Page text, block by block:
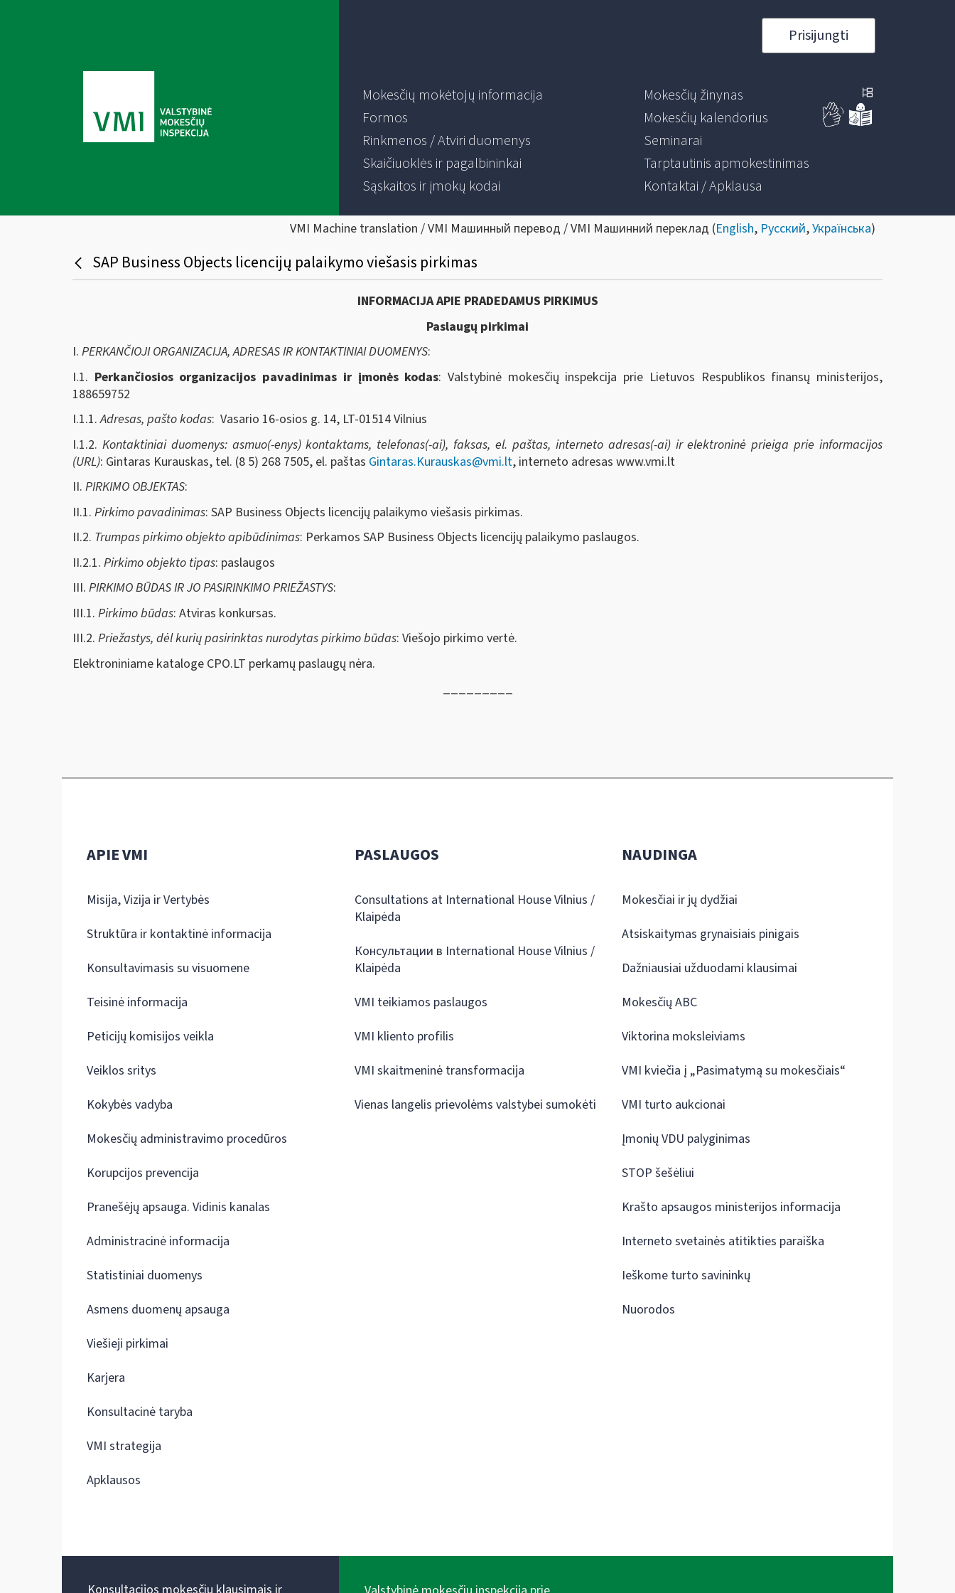
Prisijungti
Mokesčių mokėtojų informacija
Formos
Rinkmenos / Atviri duomenys
Skaičiuoklės ir pagalbininkai
Sąskaitos ir įmokų kodai
Mokesčių žinynas
Mokesčių kalendorius
Seminarai
Tarptautinis apmokestinimas
Kontaktai / Apklausa
VMI Machine translation / VMI Машинный перевод / VMI Машинний переклад (English, Русский,Українська)
SAP Business Objects licencijų palaikymo viešasis pirkimas
INFORMACIJA APIE PRADEDAMUS PIRKIMUS
Paslaugų pirkimai
I. PERKANČIOJI ORGANIZACIJA, ADRESAS IR KONTAKTINIAI DUOMENYS:
I.1. Perkančiosios organizacijos pavadinimas ir įmonės kodas: Valstybinė mokesčių inspekcija prie Lietuvos Respublikos finansų ministerijos,
188659752
I.1.1.Adresas, pašto kodas: Vasario 16-osios g. 14, LT-01514 Vilnius
I.1.2. Kontaktiniai duomenys: asmuo(-enys) kontaktams, telefonas(-ai), faksas, el. paštas, interneto adresas(-ai) ir elektroninė prieiga prie informacijos
(URL): Gintaras Kurauskas, tel. (8 5) 268 7505, el. paštas Gintaras.Kurauskas@vmi.lt, interneto adresas www.vmi.lt
II. PIRKIMO OBJEKTAS:
II.1. Pirkimo pavadinimas: SAP Business Objects licencijų palaikymo viešasis pirkimas.
II.2. Trumpas pirkimo objekto apibūdinimas: Perkamos SAP Business Objects licencijų palaikymo paslaugos.
II.2.1. Pirkimo objekto tipas: paslaugos
III. PIRKIMO BŪDAS IR JO PASIRINKIMO PRIEŽASTYS:
III.1. Pirkimo būdas: Atviras konkursas.
III.2. Priežastys, dėl kurių pasirinktas nurodytas pirkimo būdas: Viešojo pirkimo vertė.
Elektroniniame kataloge CPO.LT perkamų paslaugų nėra.
_________
APIE VMI
Misija, Vizija ir Vertybės
Struktūra ir kontaktinė informacija
Konsultavimasis su visuomene
Teisinė informacija
Peticijų komisijos veikla
Veiklos sritys
Kokybės vadyba
Mokesčių administravimo procedūros
Korupcijos prevencija
Pranešėjų apsauga. Vidinis kanalas
Administracinė informacija
Statistiniai duomenys
Asmens duomenų apsauga
Viešieji pirkimai
Karjera
Konsultacinė taryba
VMI strategija
Apklausos
PASLAUGOS
Consultations at International House Vilnius /
Klaipėda
Консультации в International House Vilnius /
Klaipėda
VMI teikiamos paslaugos
VMI kliento profilis
VMI skaitmeninė transformacija
Vienas langelis prievolėms valstybei sumokėti
NAUDINGA
Mokesčiai ir jų dydžiai
Atsiskaitymas grynaisiais pinigais
Dažniausiai užduodami klausimai
Mokesčių ABC
Viktorina moksleiviams
VMI kviečia į „Pasimatymą su mokesčiais“
VMI turto aukcionai
Įmonių VDU palyginimas
STOP šešėliui
Krašto apsaugos ministerijos informacija
Interneto svetainės atitikties paraiška
Ieškome turto savininkų
Nuorodos